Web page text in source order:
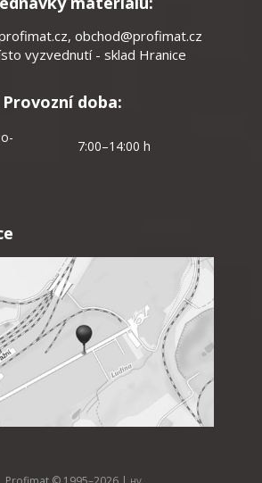
, obchod@profimat.cz
vyzvednutí - sklad Hranice
Provozní doba:
7:00–14:00 h